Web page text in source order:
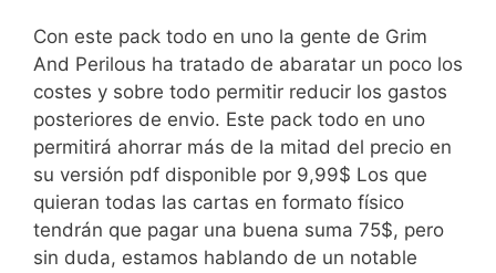
Con este pack todo en uno la gente de Grim
And Perilous ha tratado de abaratar un poco los
costes y sobre todo permitir reducir los gastos
posteriores de envio. Este pack todo en uno
permitirá ahorrar más de la mitad del precio en
su versión pdf disponible por 9,99$ Los que
quieran todas las cartas en formato físico
tendrán que pagar una buena suma 75$, pero
sin duda, estamos hablando de un notable